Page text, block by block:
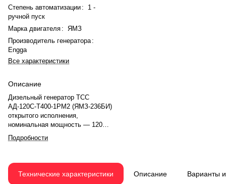
Степень автоматизации :
1 -
ручной пуск
Марка двигателя :
ЯМЗ
Производитель генератора :
Engga
Все характеристики
Описание
Дизельный генератор ТСС
АД-120С-Т400-1РМ2 (ЯМЗ-236БИ)
открытого исполнения,
номинальная мощность — 120
кВт (150 кВА), максимальная —
132 кВт (165 кВА). Коэффициент
Двигатель ЯМЗ 236БИ, V-
образный, 6-цилиндровый, с
Подробности
Технические характеристики Описание Варианты